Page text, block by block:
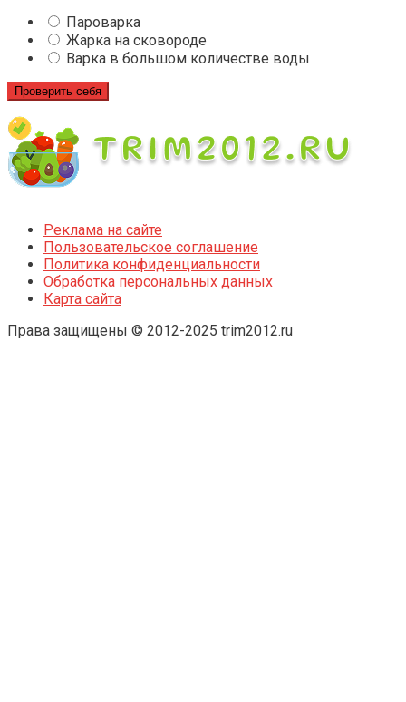
Пароварка
Жарка на сковороде
Варка в большом количестве воды
Проверить себя
Реклама на сайте
Пользовательское соглашение
Политика конфиденциальности
Обработка персональных данных
Карта сайта
Права защищены © 2012-2025 trim2012.ru